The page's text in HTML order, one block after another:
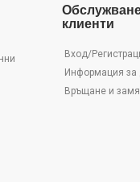
клиенти
Вход/
Информация за
Връщане и